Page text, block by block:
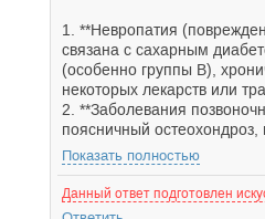
1. **Невропатия
связана с сахарным
(особенно группы B),
некоторых лекарств или
2. **Заболевания
поясничный остеохондроз,
Показать полностью
Данный ответ подготовлен